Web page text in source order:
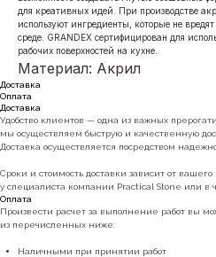
для креативных идей. При производстве
используют ингредиенты, которые не
среде. GRANDEX сертифицирован для
рабочих поверхностей на кухне.
Материал: Акрил
Доставка
Оплата
Доставка
Удобство клиентов — одна из важных
мы осуществляем быструю и качественную
Доставка осуществляется посредством
Сроки и стоимость доставки зависит от
у специалиста компании Practical Stone или в
Оплата
Произвести расчет за выполнение работ вы
из перечисленных ниже:
Наличными при принятии работ